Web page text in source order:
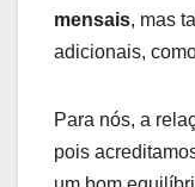
mensais, mas
adicionais,
Para nós, a
pois